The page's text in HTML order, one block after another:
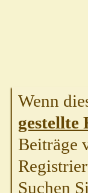
Wenn
gestellte
Beiträge
Suchen